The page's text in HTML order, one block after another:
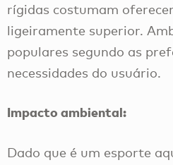
rígidas costumam
ligeiramente superior.
populares segundo as
necessidades do usuário.
Impacto ambiental:
Dado que é um esporte